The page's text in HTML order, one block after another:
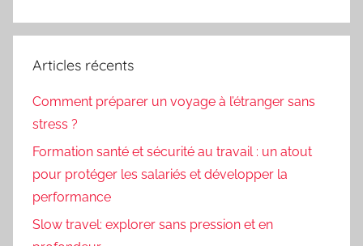
Articles récents
Comment préparer un voyage à l’étranger sans
stress ?
Formation santé et sécurité au travail : un atout
pour protéger les salariés et développer la
performance
Slow travel: explorer sans pression et en